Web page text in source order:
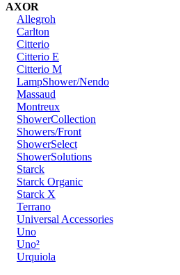
AXOR
Allegroh
Carlton
Citterio
Citterio E
Citterio M
LampShower/Nendo
Massaud
Montreux
ShowerCollection
Showers/Front
ShowerSelect
ShowerSolutions
Starck
Starck Organic
Starck X
Terrano
Universal Accessories
Uno
Uno²
Urquiola